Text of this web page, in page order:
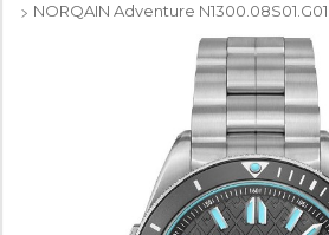
NORQAIN Adventure